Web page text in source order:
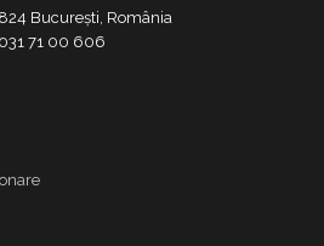
București, România
031 71 00 606